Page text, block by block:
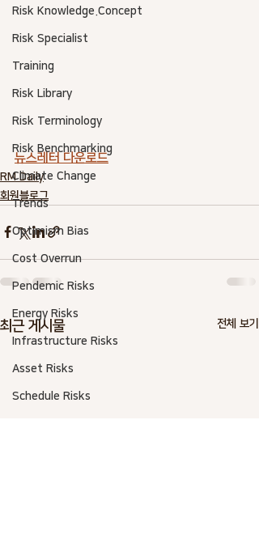
Risk Knowledge.Concept
Risk Specialist
Training
Risk Library
Risk Terminology
Risk Benchmarking
Climate Change
Trends
Optimism Bias
Cost Overrun
Pendemic Risks
Energy Risks
Infrastructure Risks
Asset Risks
Schedule Risks
뉴스레터 다운로드
RM Daily
회원블로그
최근 게시물 전체 보기